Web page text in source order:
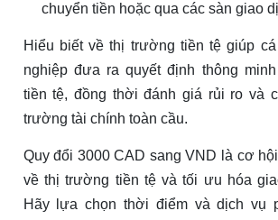
chuyển tiền hoặc qua các sàn giao
Hiểu biết về thị trường tiền tệ giúp
nghiệp đưa ra quyết định thông
tiền tệ, đồng thời đánh giá rủi ro và
trường tài chính toàn cầu.
Quy đổi 3000 CAD sang VND là cơ
về thị trường tiền tệ và tối ưu hóa
Hãy lựa chọn thời điểm và dịch vụ